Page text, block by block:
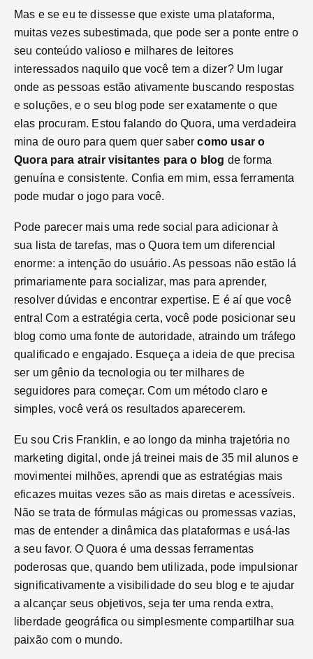
Mas e se eu te dissesse que existe uma plataforma,
muitas vezes subestimada, que pode ser a ponte entre o
seu conteúdo valioso e milhares de leitores
interessados naquilo que você tem a dizer? Um lugar
onde as pessoas estão ativamente buscando respostas
e soluções, e o seu blog pode ser exatamente o que
elas procuram. Estou falando do Quora, uma verdadeira
mina de ouro para quem quer sabercomo usar o
Quora para atrair visitantes para o blog de forma
genuína e consistente. Confia em mim, essa ferramenta
pode mudar o jogo para você.
Pode parecer mais uma rede social para adicionar à
sua lista de tarefas, mas o Quora tem um diferencial
enorme: a intenção do usuário. As pessoas não estão lá
primariamente para socializar, mas para aprender,
resolver dúvidas e encontrar expertise. E é aí que você
entra! Com a estratégia certa, você pode posicionar seu
blog como uma fonte de autoridade, atraindo um tráfego
qualificado e engajado. Esqueça a ideia de que precisa
ser um gênio da tecnologia ou ter milhares de
seguidores para começar. Com um método claro e
simples, você verá os resultados aparecerem.
Eu sou Cris Franklin, e ao longo da minha trajetória no
marketing digital, onde já treinei mais de 35 mil alunos e
movimentei milhões, aprendi que as estratégias mais
eficazes muitas vezes são as mais diretas e acessíveis.
Não se trata de fórmulas mágicas ou promessas vazias,
mas de entender a dinâmica das plataformas e usá-las
a seu favor. O Quora é uma dessas ferramentas
poderosas que, quando bem utilizada, pode impulsionar
significativamente a visibilidade do seu blog e te ajudar
a alcançar seus objetivos, seja ter uma renda extra,
liberdade geográfica ou simplesmente compartilhar sua
paixão com o mundo.